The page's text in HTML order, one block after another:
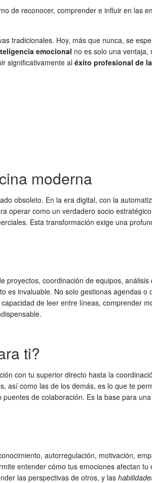
de reconocer, comprender e influir en las
tradicionales. Hoy, más que nunca, se
emocional no es solo una
significativamente al éxito profesional de
moderna
obsoleto. En la era digital, con la
operar como un verdadero socio
Esta transformación exige una
coordinación de equipos,
invaluable. No solo gestionas agendas
de leer entre líneas, comprender
ti?
con tu superior directo hasta la
así como las de los demás, es lo que te
de colaboración. Es la base para una
autorregulación, motivación,
entender cómo tus emociones afectan tu
las perspectivas de otros, y las